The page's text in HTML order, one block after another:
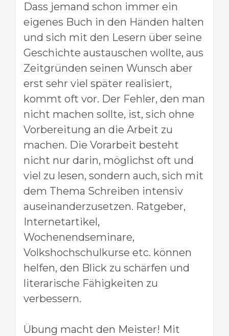
Dass jemand schon immer ein
eigenes Buch in den Händen halten
und sich mit den Lesern über seine
Geschichte austauschen wollte, aus
Zeitgründen seinen Wunsch aber
erst sehr viel später realisiert,
kommt oft vor. Der Fehler, den man
nicht machen sollte, ist, sich ohne
Vorbereitung an die Arbeit zu
machen. Die Vorarbeit besteht
nicht nur darin, möglichst oft und
viel zu lesen, sondern auch, sich mit
dem Thema Schreiben intensiv
auseinanderzusetzen. Ratgeber,
Internetartikel,
Wochenendseminare,
Volkshochschulkurse etc. können
helfen, den Blick zu schärfen und
literarische Fähigkeiten zu
verbessern.
Übung macht den Meister! Mit